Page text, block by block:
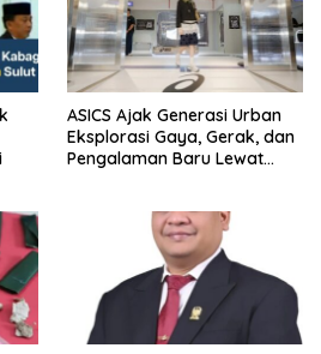
ASICS Ajak Generasi Urban
Eksplorasi Gaya, Gerak, dan
Pengalaman Baru Lewat